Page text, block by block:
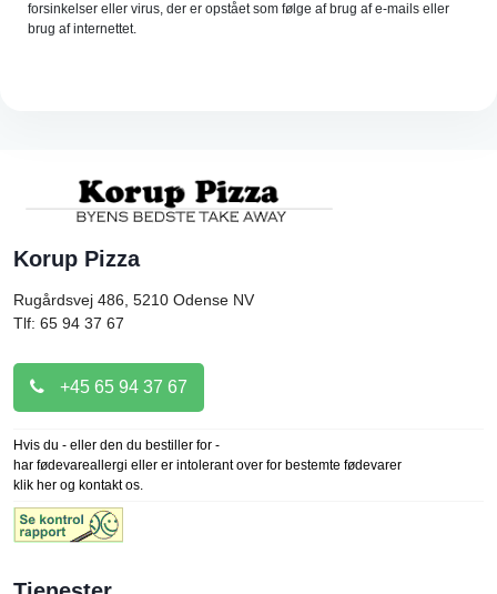
forsinkelser eller virus, der er opstået som følge af brug af e-mails eller
brug af internettet.
Korup Pizza
Rugårdsvej 486, 5210 Odense NV
Tlf: 65 94 37 67
+45 65 94 37 67
Hvis du - eller den du bestiller for -
har fødevareallergi eller er intolerant over for bestemte fødevarer
klik her og kontakt os.